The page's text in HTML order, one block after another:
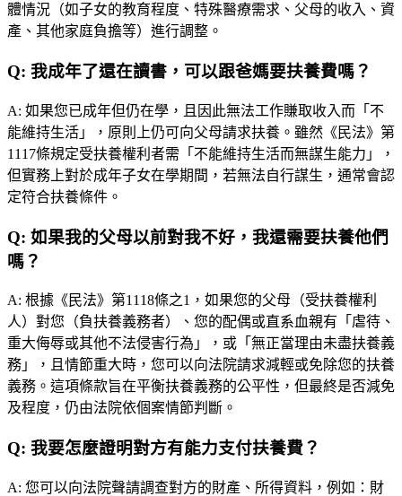
體情況（如子女的教育程度、特殊醫療需求、父母的收入、資
產、其他家庭負擔等）進行調整。
Q: 我成年了還在讀書，可以跟爸媽要扶養費嗎？
A: 如果您已成年但仍在學，且因此無法工作賺取收入而「不
能維持生活」，原則上仍可向父母請求扶養。雖然《民法》第
1117條規定受扶養權利者需「不能維持生活而無謀生能力」，
但實務上對於成年子女在學期間，若無法自行謀生，通常會認
定符合扶養條件。
Q: 如果我的父母以前對我不好，我還需要扶養他們
嗎？
A: 根據《民法》第1118條之1，如果您的父母（受扶養權利
人）對您（負扶養義務者）、您的配偶或直系血親有「虐待、
重大侮辱或其他不法侵害行為」，或「無正當理由未盡扶養義
務」，且情節重大時，您可以向法院請求減輕或免除您的扶養
義務。這項條款旨在平衡扶養義務的公平性，但最終是否減免
及程度，仍由法院依個案情節判斷。
Q: 我要怎麼證明對方有能力支付扶養費？
A: 您可以向法院聲請調查對方的財產、所得資料，例如：財